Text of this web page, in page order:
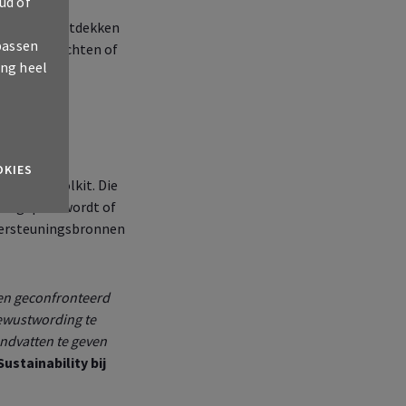
ontdekken
op berichten of
toolkit. Die
gepest wordt of
geconfronteerd
te
te geven
bij
heel